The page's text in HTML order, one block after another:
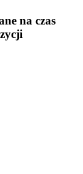
na czas